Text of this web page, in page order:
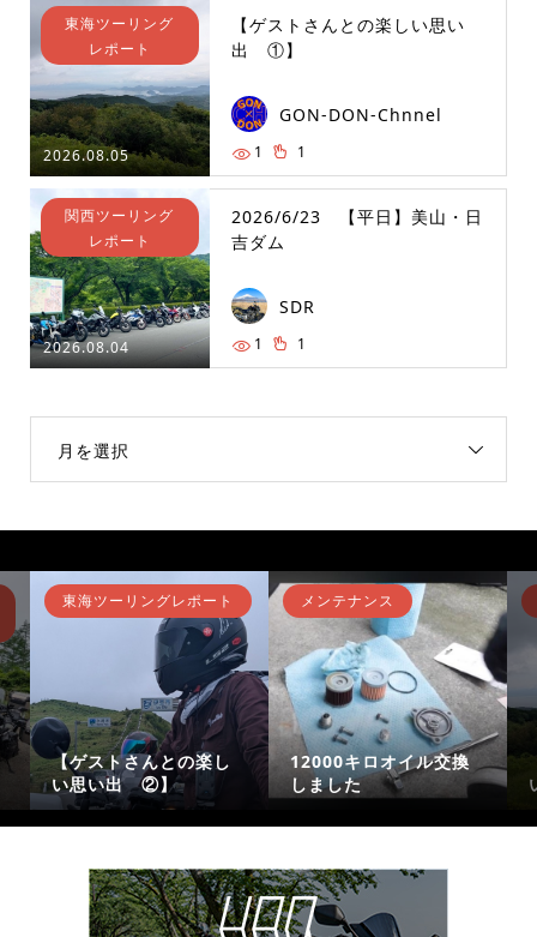
2026.08.05
東海ツーリング
レポート
【ゲストさんとの楽しい思い
出 ①】
GON-DON-Chnnel
1 1
2026.08.04
関西ツーリング
レポート
2026/6/23 【平日】美山・日
吉ダム
SDR
1 1
月を選択
東海ツーリングレポート
【ゲストさんとの楽し
い思い出 ②】
メンテナンス
12000キロオイル交換
しました